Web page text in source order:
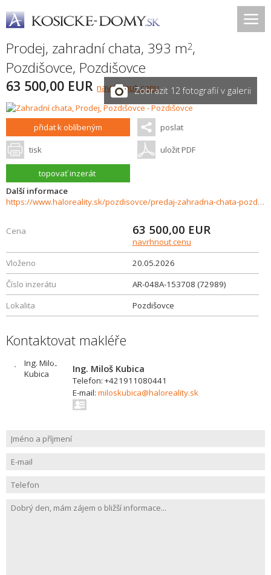
Prodej, zahradní chata, 393 m2,
Pozdišovce, Pozdišovce
63 500,00 EUR navrhnout cenuZobrazit 12 fotografií v galerii
přidat k oblíbeným poslat
tisk uložit PDF
topovať inzerát
Další informace
https://www.haloreality.sk/pozdisovce/predaj-zahradna-chata-pozdisovce---exkluzivne-halo-reality/72989
Cena 63 500,00 EUR
navrhnout cenu
Vloženo
20.05.2026
Číslo inzerátu
AR-048A-153708 (72989)
Lokalita
Pozdišovce
Kontaktovat makléře
Ing. Miloš Kubica
Telefon: +421911080441
E-mail: miloskubica@haloreality.sk